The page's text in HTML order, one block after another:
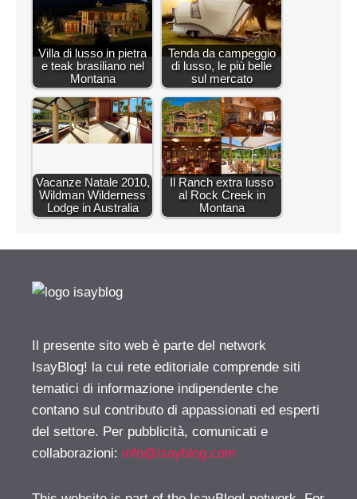
Villa di lusso in pietra
e teak brasiliano nel
Montana
Tenda da campeggio
di lusso, le più belle
sul mercato
Vacanze Natale 2010,
Wildman Wilderness
Lodge in Australia
Il Ranch extra lusso
al Rock Creek in
Montana
Il presente sito web è parte del network
IsayBlog! la cui rete editoriale comprende siti
tematici di informazione indipendente che
contano sul contributo di appassionati ed esperti
del settore. Per pubblicità, comunicati e
collaborazioni: info@isayblog.com